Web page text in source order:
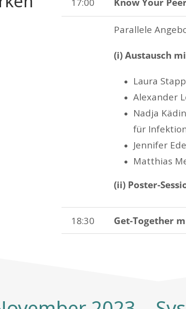
Parallele
(i) Austausch
Laura
Alexander
Nadja
für
Jennifer
Matthias
(ii) Poster-
18:30 Get-Together